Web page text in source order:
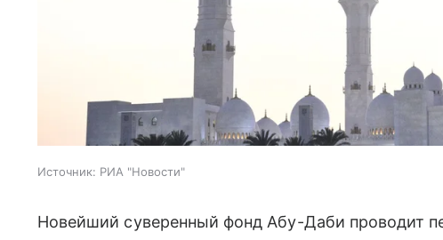
Источник: РИА "Новости"
Новейший суверенный фонд Абу-Даби проводит